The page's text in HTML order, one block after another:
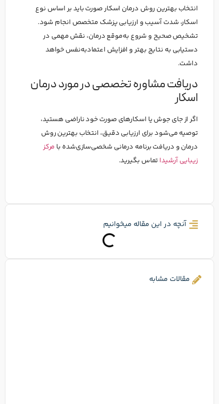
انتخاب بهترین روش درمان اسکار صورت باید بر اساس نوع
اسکار، شدت آسیب و ارزیابی پزشک متخصص انجام شود.
تشخیص صحیح و شروع به‌موقع درمان، نقش مهمی در
دستیابی به نتایج بهتر و افزایش اعتمادبه‌نفس خواهد
داشت.
دریافت مشاوره تخصصی در مورد درمان
اسکار
اگر از جای جوش یا اسکارهای صورت خود ناراضی هستید،
توصیه می‌شود برای ارزیابی دقیق، انتخاب بهترین روش
درمان و دریافت برنامه درمانی شخصی‌سازی‌شده با مرکز
زیبایی آرشیداتماس بگیرید.
آنچه در این مقاله میخوانیم
مقالات مشابه